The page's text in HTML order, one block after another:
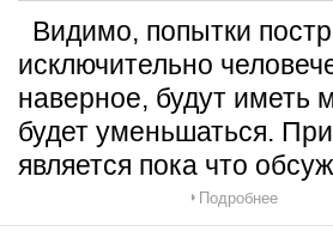
Видимо, попытки
исключительно
наверное, будут иметь
будет уменьшаться.
является пока что
Подробнее